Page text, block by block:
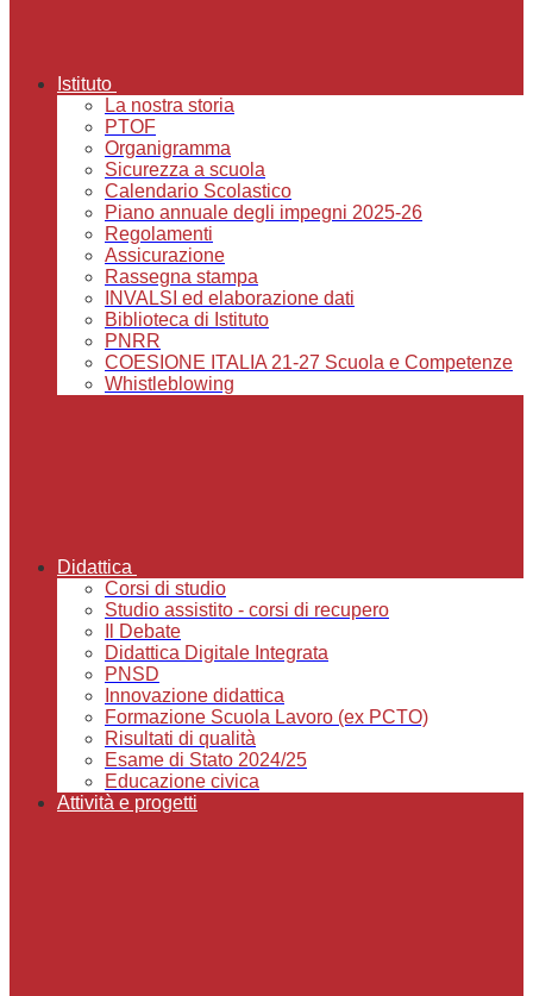
Istituto
La nostra storia
PTOF
Organigramma
Sicurezza a scuola
Calendario Scolastico
Piano annuale degli impegni 2025-26
Regolamenti
Assicurazione
Rassegna stampa
INVALSI ed elaborazione dati
Biblioteca di Istituto
PNRR
COESIONE ITALIA 21-27 Scuola e Competenze
Whistleblowing
Didattica
Corsi di studio
Studio assistito - corsi di recupero
Il Debate
Didattica Digitale Integrata
PNSD
Innovazione didattica
Formazione Scuola Lavoro (ex PCTO)
Risultati di qualità
Esame di Stato 2024/25
Educazione civica
Attività e progetti